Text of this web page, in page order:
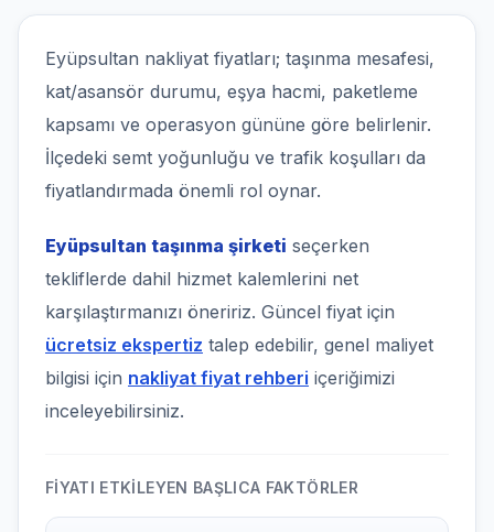
Eyüpsultan nakliyat fiyatları; taşınma mesafesi,
kat/asansör durumu, eşya hacmi, paketleme
kapsamı ve operasyon gününe göre belirlenir.
İlçedeki semt yoğunluğu ve trafik koşulları da
fiyatlandırmada önemli rol oynar.
Eyüpsultan taşınma şirketi seçerken
tekliflerde dahil hizmet kalemlerini net
karşılaştırmanızı öneririz. Güncel fiyat için
ücretsiz ekspertiz talep edebilir, genel maliyet
bilgisi için nakliyat fiyat rehberi içeriğimizi
inceleyebilirsiniz.
FIYATI ETKILEYEN BAŞLICA FAKTÖRLER